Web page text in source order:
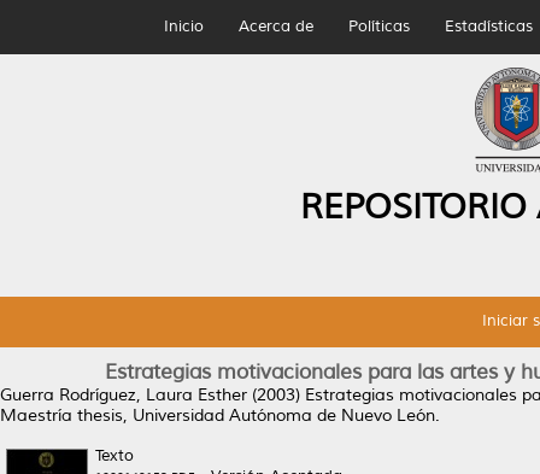
Inicio Acerca de Políticas Estadísticas
Iniciar
Estrategias motivacionales para las artes y
Guerra Rodríguez, Laura Esther (2003) Estrategias motivacionales
Maestría thesis, Universidad Autónoma de Nuevo León.
Texto